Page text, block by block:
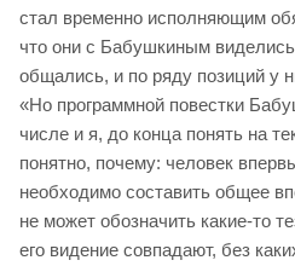
стал временно исполняющим
что они с Бабушкиным
общались, и по ряду позиций у
«Но программной повестки
числе и я, до конца понять на
понятно, почему: человек
необходимо составить общее
не может обозначить какие-то
его видение совпадают, без